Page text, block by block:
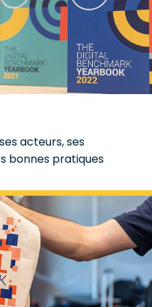
acteurs, ses
bonnes pratiques